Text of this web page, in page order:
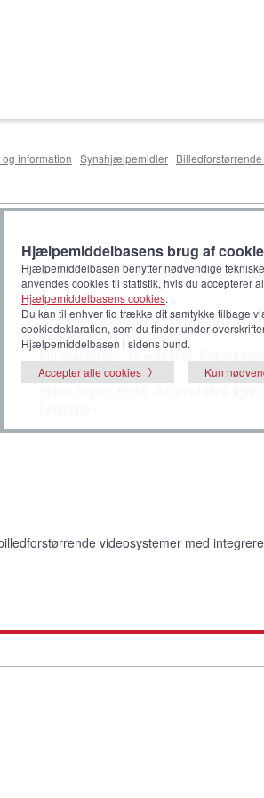
information | Synshjælpemidler |
Ny forbedret SMARTLUX Digital med
design.
Kontrastfarver: 14 varianter.
hukommelse: 20 stk.
videosystemer med
Hjælpemiddelbasens brug af
Hjælpemiddelbasen benytter nødvendige
anvendes cookies til statistik, hvis du accepterer
Hjælpemiddelbasens cookies.
Du kan til enhver tid trække dit samtykke tilbage
cookiedeklaration, som du finder under
Hjælpemiddelbasen i sidens bund.
Accepter alle cookies
Kun